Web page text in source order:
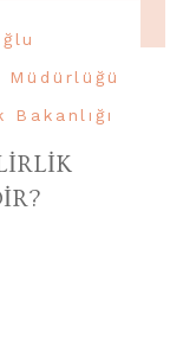
Bakanlığı